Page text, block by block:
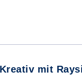
Kreativ mit